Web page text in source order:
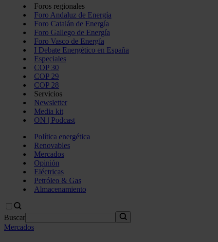
Foros regionales
Foro Andaluz de Energía
Foro Catalán de Energía
Foro Gallego de Energía
Foro Vasco de Energía
I Debate Energético en España
Especiales
COP 30
COP 29
COP 28
Servicios
Newsletter
Media kit
ON | Podcast
Política energética
Renovables
Mercados
Opinión
Eléctricas
Petróleo & Gas
Almacenamiento
Buscar
Mercados